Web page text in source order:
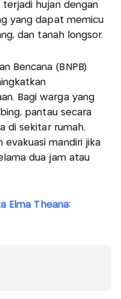
hujan dengan
yang dapat memicu
dan tanah longsor.
Bencana (BNPB)
Bagi warga yang
pantau secara
di sekitar rumah.
evakuasi mandiri jika
dua jam atau
Elma Theana: